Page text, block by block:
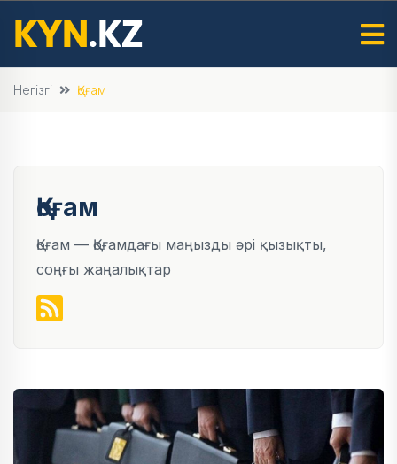
Негізгі Қоғам
Қоғам
Қоғам — Қоғамдағы маңызды әрі қызықты,
соңғы жаңалықтар